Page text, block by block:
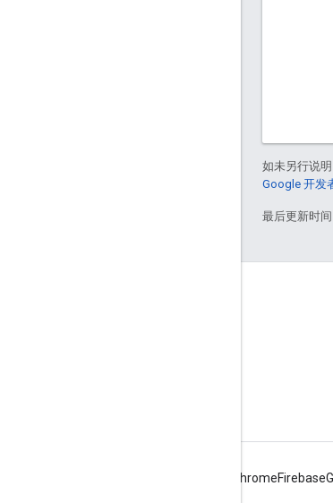
如未另行说
Google 开发
最后更新时间
ChromeFirebase